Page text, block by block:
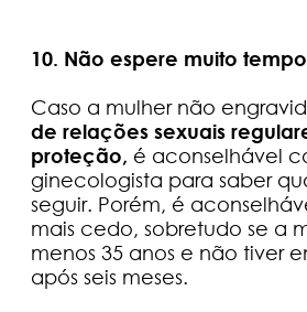
10. Não espere muito tempo
Caso a mulher não
de relações sexuais
proteção, é aconselhável
ginecologista para saber
seguir. Porém, é
mais cedo, sobretudo se a
menos 35 anos e não tiver
após seis meses.